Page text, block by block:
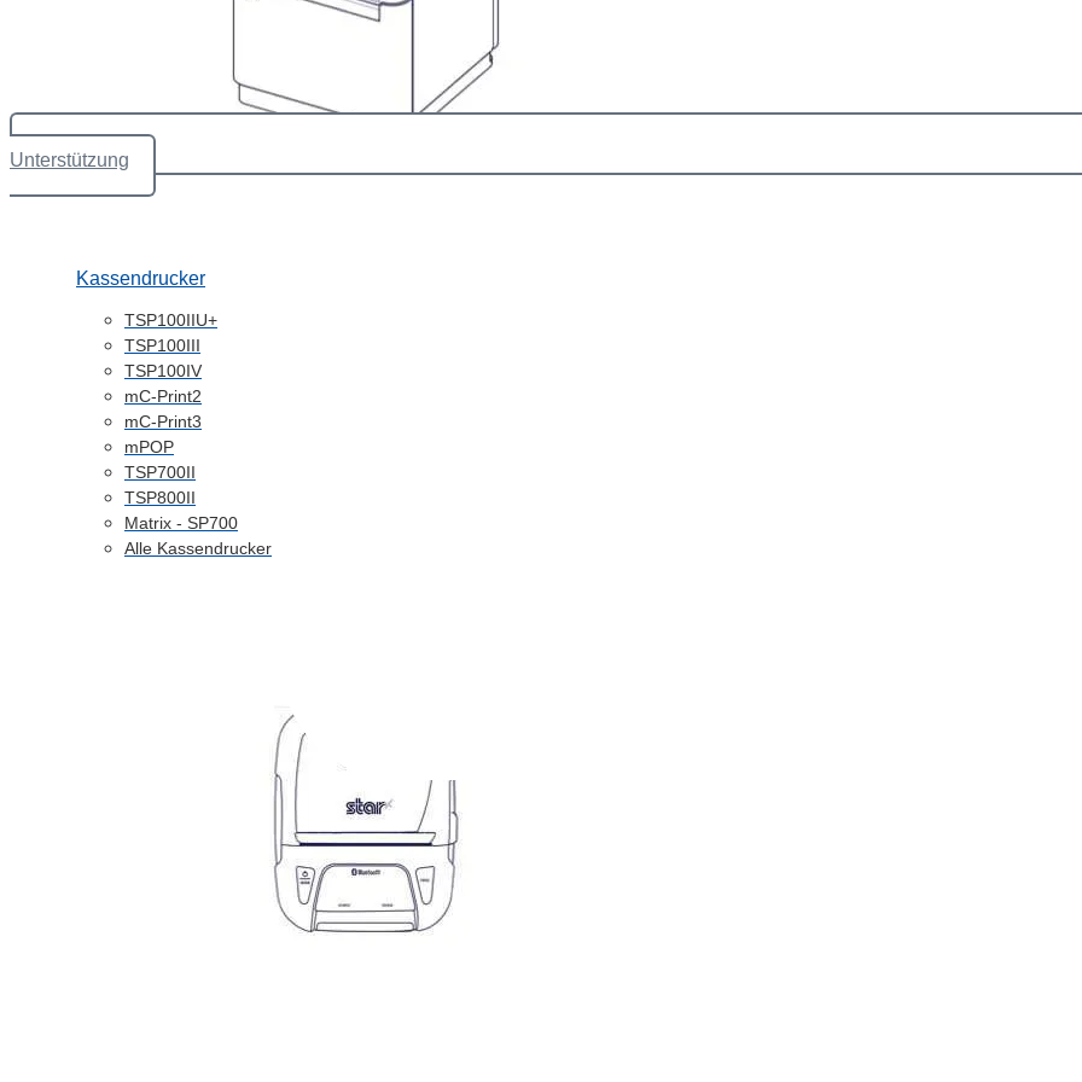
Kassendrucker
TSP100IIU+
TSP100III
TSP100IV
mC-Print2
mC-Print3
mPOP
TSP700II
TSP800II
Matrix - SP700
Alle Kassendrucker
Unterstützung